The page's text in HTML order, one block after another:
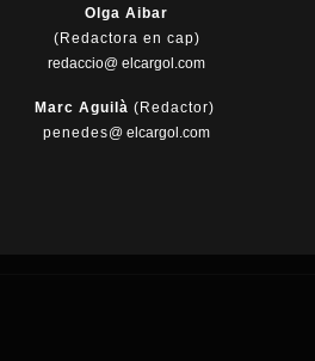
Olga Aibar
(Redactora en cap)
redaccio@ elcargol.com
Marc Aguilà (Redactor)
penedes@ elcargol.com